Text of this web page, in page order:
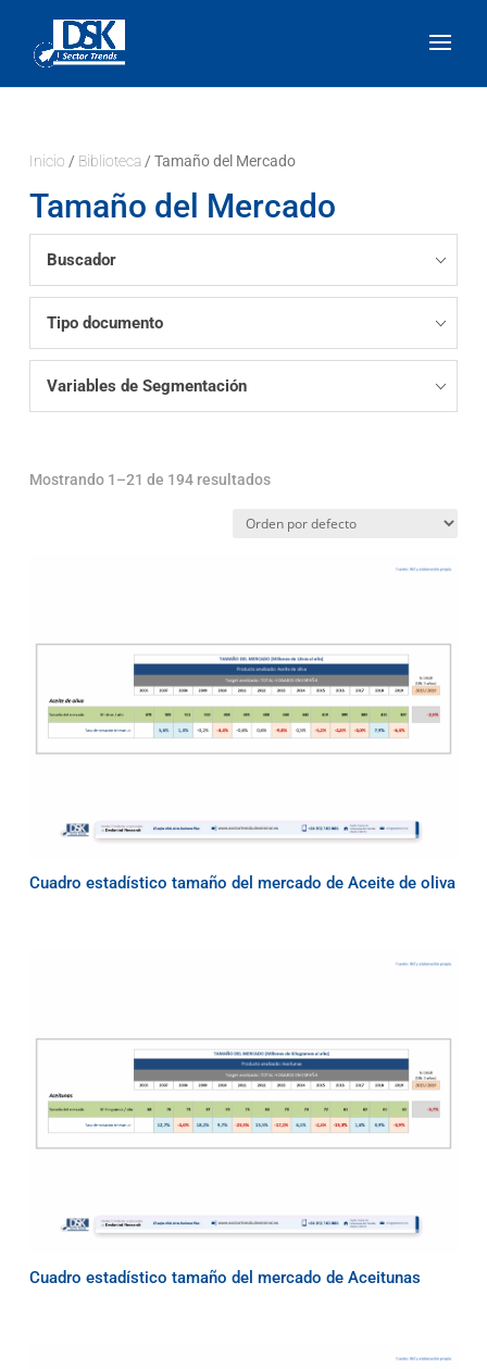
Inicio / Biblioteca/ Tamaño del Mercado
Tamaño del Mercado
Buscador
Tipo documento
Variables de Segmentación
Mostrando 1–21 de 194 resultados
Cuadro estadístico tamaño del mercado de Aceite de oliva
Cuadro estadístico tamaño del mercado de Aceitunas